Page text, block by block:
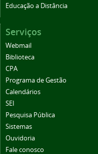
Educação a Distância
Serviços
Webmail
Biblioteca
CPA
Programa de Gestão
Calendários
SEI
Pesquisa Pública
Sistemas
Ouvidoria
Fale conosco